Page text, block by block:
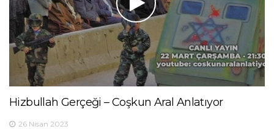
Hizbullah Gerçeği – Coşkun Aral Anlatıyor
26 Nisan 2023